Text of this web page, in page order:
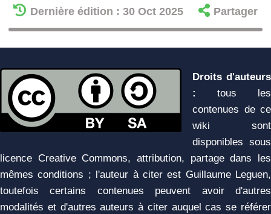
Dernière édition : 30 Oct 2025
Partager
Droits d'auteurs
:
tous les
contenues de ce
wiki sont
disponibles sous
licence Creative Commons, attribution, partage dans les
mêmes conditions ; l'auteur à citer est Guillaume Leguen,
toutefois certains contenues peuvent avoir d'autres
modalités et d'autres auteurs à citer auquel cas se référer